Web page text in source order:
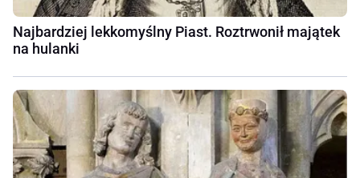
Najbardziej lekkomyślny Piast. Roztrwonił majątek
na hulanki